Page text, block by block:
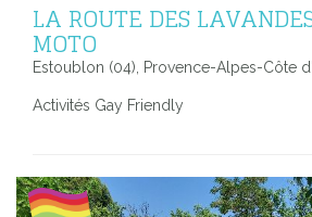
LA ROUTE DES
MOTO
Estoublon (04), Provence-Alpes-Côte
Activités Gay Friendly